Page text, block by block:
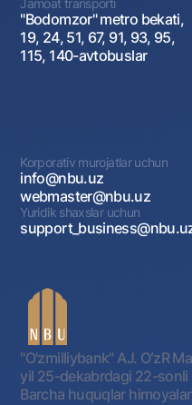
Jamoat transporti
"Bodomzor" metro bekati,
19, 24, 51, 67, 91, 93, 95,
115, 140-avtobuslar
Korporativ murojatlar uchun
info@nbu.uz
webmaster@nbu.uz
Yuridik shaxslar uchun
"O'zmilliybank" AJ. OʻzR
yil 25-dekabrdagi 22-sonli
Barcha huquqlar